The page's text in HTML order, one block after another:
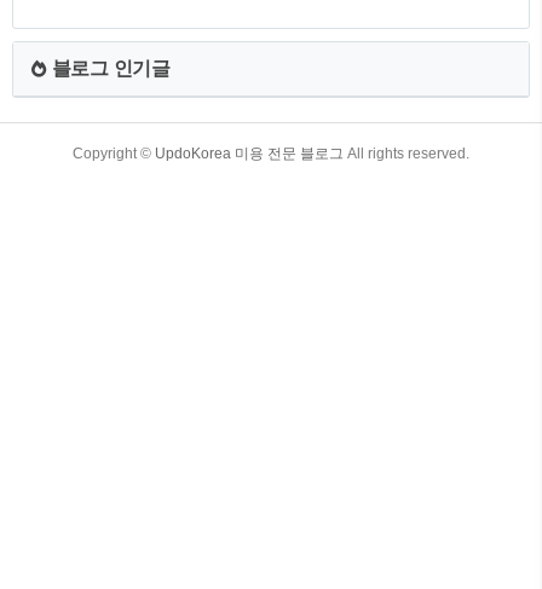
블로그 인기글
Copyright © UpdoKorea 미용 전문 블로그 All rights reserved.
TistoryWhaleSkin3.4